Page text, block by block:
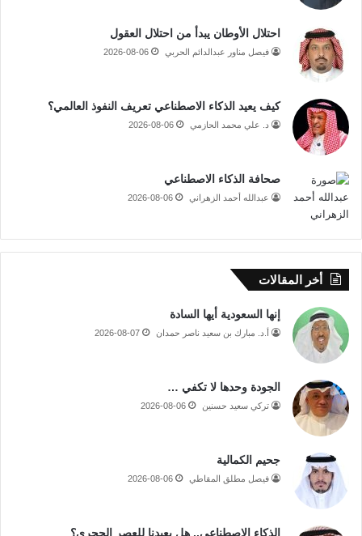
احتلال الأوطان يبدأ من احتلال العقول
فيصل مناور عبدالدائم الحربي 2026-08-06
كيف يعيد الذكاء الاصطناعي تعريف النفوذ العالمي؟
د. علي محمد الحازمي 2026-08-06
صحافة الذكاء الاصطناعي
عبدالله أحمد الزهراني 2026-08-06
أخر المقالات
إنها السعودية أيها السادة
أ.د. مبارك بن سعيد ناصر حمدان 2026-08-07
الجودة وحدها لا تكفي …
تركي سعيد حسنين 2026-08-06
جحيم الكمالية
فيصل مطلق المقاطي 2026-08-06
الذكاء الاصطناعي.. هل يعيدنا للعصر الحجري؟